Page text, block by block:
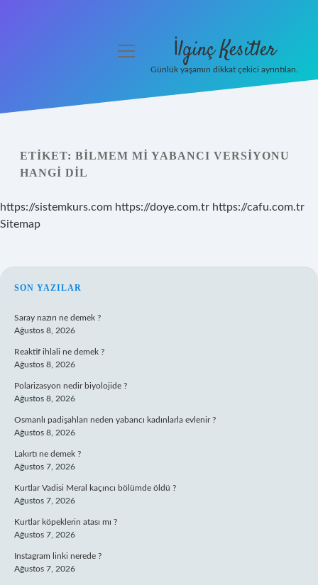
Yasal Uyarı
menüyü
İlginç Kesitler
Günlük yaşamın dikkat çekici ayrıntıları.
ETIKET: BILMEM MI YABANCI VERSIYONU
HANGI DIL
https://sistemkurs.com https://doye.com.tr https://cafu.com.tr
Sitemap
SIDEBAR
SON YAZILAR
Saray nazırı ne demek ?
Ağustos 8, 2026
Reaktif ihlali ne demek ?
Ağustos 8, 2026
Polarizasyon nedir biyolojide ?
Ağustos 8, 2026
Osmanlı padişahları neden yabancı kadınlarla evlenir ?
Ağustos 8, 2026
Lakırtı ne demek ?
Ağustos 7, 2026
Kurtlar Vadisi Meral kaçıncı bölümde öldü ?
Ağustos 7, 2026
Kurtlar köpeklerin atası mı ?
Ağustos 7, 2026
Instagram linki nerede ?
Ağustos 7, 2026